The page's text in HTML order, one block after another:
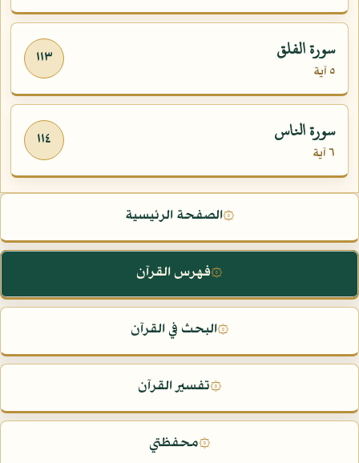
١١٣ سورة الفلق
٥ آية
١١٤ سورة الناس
٦ آية
۞الصفحة الرئيسية
۞فهرس القرآن
۞البحث في القرآن
۞تفسير القرآن
۞محفظتي